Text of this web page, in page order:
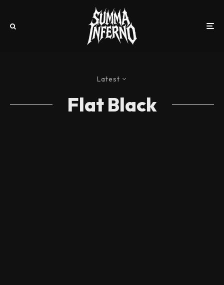
Latest
Flat Black